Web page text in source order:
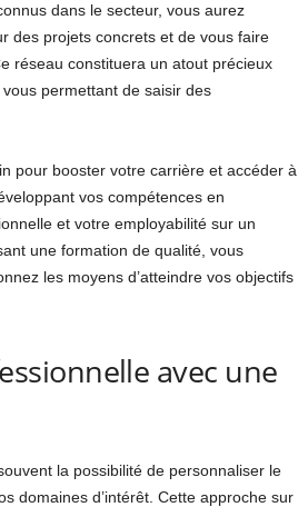
dans le secteur, vous aurez
des projets concrets et de vous faire
réseau constituera un atout précieux
permettant de saisir des
pour booster votre carrière et accéder à
vos compétences en
et votre employabilité sur un
une formation de qualité, vous
les moyens d’atteindre vos objectifs
avec une
la possibilité de personnaliser le
domaines d’intérêt. Cette approche sur